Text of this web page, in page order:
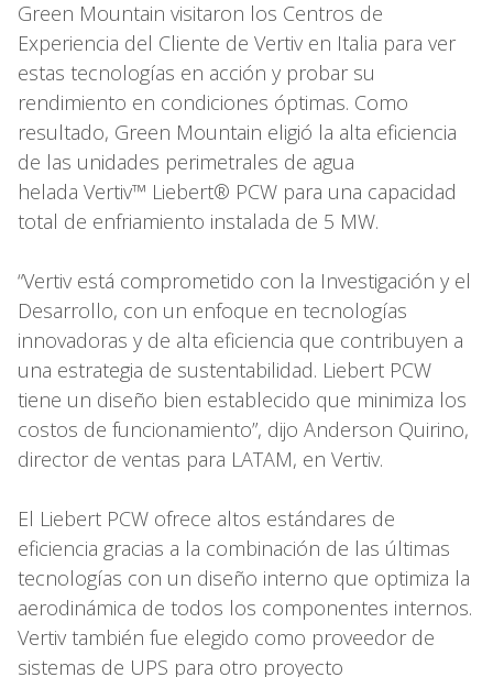
Green Mountain visitaron los Centros de
Experiencia del Cliente de Vertiv en Italia para ver
estas tecnologías en acción y probar su
rendimiento en condiciones óptimas. Como
resultado, Green Mountain eligió la alta eficiencia
de las unidades perimetrales de agua
helada Vertiv™ Liebert® PCW para una capacidad
total de enfriamiento instalada de 5 MW.
“Vertiv está comprometido con la Investigación y el
Desarrollo, con un enfoque en tecnologías
innovadoras y de alta eficiencia que contribuyen a
una estrategia de sustentabilidad. Liebert PCW
tiene un diseño bien establecido que minimiza los
costos de funcionamiento”, dijo Anderson Quirino,
director de ventas para LATAM, en Vertiv.
El Liebert PCW ofrece altos estándares de
eficiencia gracias a la combinación de las últimas
tecnologías con un diseño interno que optimiza la
aerodinámica de todos los componentes internos.
Vertiv también fue elegido como proveedor de
sistemas de UPS para otro proyecto